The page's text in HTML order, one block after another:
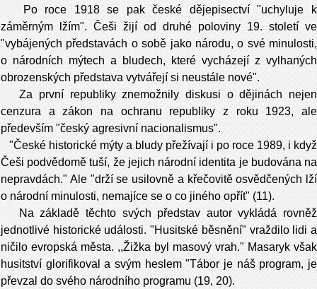
Po roce 1918 se pak české dějepisectví "uchy­luje k
záměrným lžím". Češi žijí od druhé po­loviny 19. století ve
"vybájených představách o sobě jako národu, o své minulosti,
o ná­rodních mýtech a bludech, které vycházejí z vylhaných
obrozenských představa vytvá­řejí si neustále nové".
Za první republiky znemožnily diskusi o dě­jinách nejen
cenzura a zákon na ochranu re­publiky z roku 1923, ale
především "český agresivní nacionalismus".
"České historické mýty a bludy přežívají i po roce 1989, i když
Češi podvědomě tuší, že jejich národní identita je budována na
nepravdách." Ale "drží se usilovně a křečovitě osvědčených lží
o národní mi­nulosti, nemajíce se o co jiného opřít" (11).
Na základě těchto svých představ autor vy­kládá rovněž
jednotlivé historické události. "Husitské běsnění" vraždilo lidi a
ničilo evrop­ská města. ,,Žižka byl masový vrah." Masaryk však
husitství glorifikoval a svým heslem "Tábor je náš program, je
převzal do svého národního programu (19, 20).